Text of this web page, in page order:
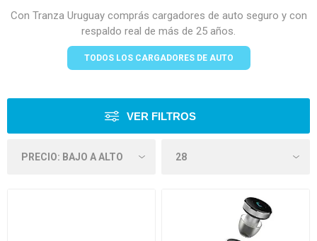
Con Tranza Uruguay comprás cargadores de auto seguro y con
respaldo real de más de 25 años.
TODOS LOS CARGADORES DE AUTO
VER FILTROS